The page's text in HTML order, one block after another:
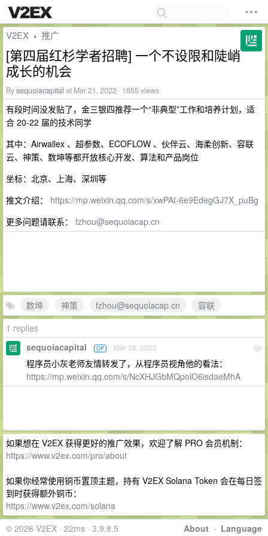
V2EX › 推广
[第四届红杉学者招聘] 一个不设限和陡峭
成长的机会
Bysequoiacapital at Mar 21, 2022 · 1855 views
有段时间没发贴了，金三银四推荐一个“非典型”工作和培养计划，适
合 20-22 届的技术同学
其中：Airwallex 、超参数、ECOFLOW 、伙伴云、海柔创新、容联
云、神策、数坤等都开放核心开发、算法和产品岗位
坐标：北京、上海、深圳等
推文介绍： https://mp.weixin.qq.com/s/xwPAt-6e9EdegGJ7X_puBg
更多问题请联系： fzhou@sequoiacap.cn
数坤 神策 fzhou@sequoiacap.cn
容联
1 replies
1
sequoiacapital OP Mar 28, 2022
程序员小灰老师友情转发了，从程序员视角他的看法：
https://mp.weixin.qq.com/s/NcXHJGbMQpolO6isdaeMhA
如果想在 V2EX 获得更好的推广效果，欢迎了解 PRO 会员机制：
https://www.v2ex.com/pro/about
如果你经常使用铜币置顶主题，持有 V2EX Solana Token 会在每日签
到时获得额外铜币：
https://www.v2ex.com/solana
About · Language
© 2026 V2EX · 22ms · 3.9.8.5